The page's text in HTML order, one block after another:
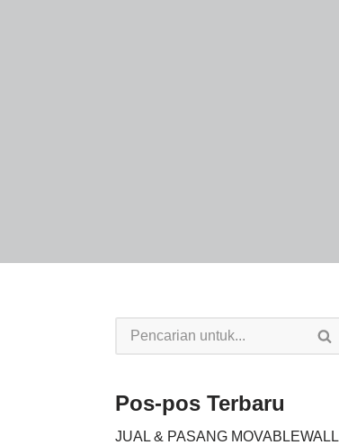
Pos-pos Terbaru
JUAL & PASANG MOVABLEWALL